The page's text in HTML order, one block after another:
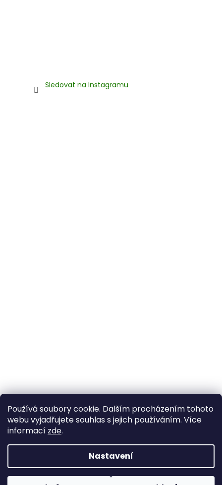
Používá soubory cookie. Dalším procházením tohoto
webu vyjadřujete souhlas s jejich používáním. Více
informací zde.
Nastavení
Pokud u nás nenajdete konkrétní produkt, neváhejte se
Sledovat na Instagramu
Vytvořil Shoptet